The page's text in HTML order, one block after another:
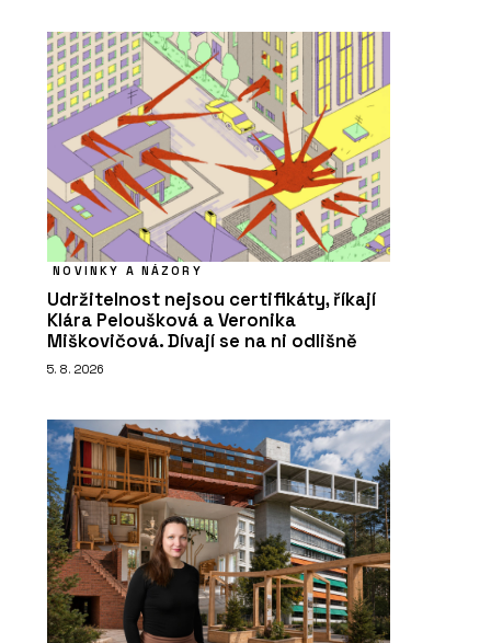
NOVINKY A NÁZORY
Udržitelnost nejsou certifikáty, říkají
Klára Peloušková a Veronika
Miškovičová. Dívají se na ni odlišně
5. 8. 2026